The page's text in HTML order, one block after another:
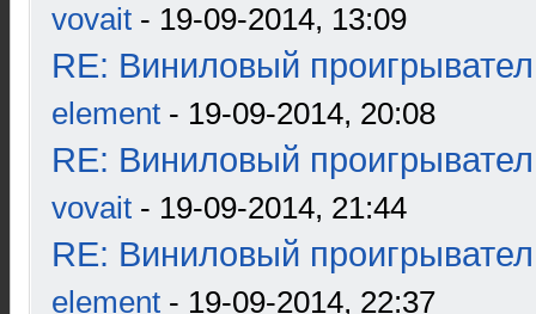
vovait - 19-09-2014, 13:09
RE: Виниловый
element - 19-09-2014, 20:08
RE: Виниловый
vovait - 19-09-2014, 21:44
RE: Виниловый
element - 19-09-2014, 22:37